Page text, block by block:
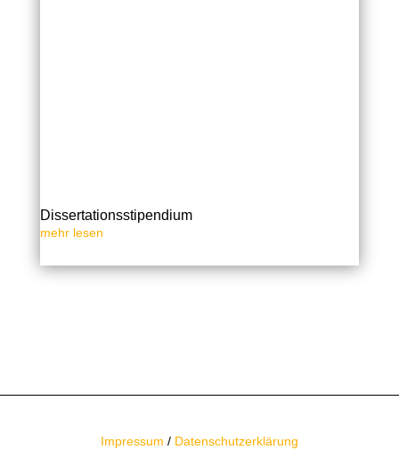
Dissertationsstipendium
mehr lesen
Impressum / Datenschutzerklärung